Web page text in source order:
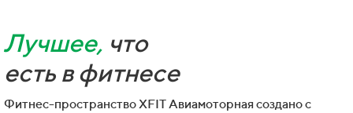
Лучшее, что
есть в фитнесе
Фитнес-пространство XFIT Авиамоторная создано с